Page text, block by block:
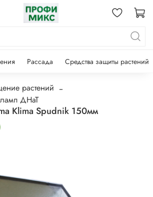
Рассада Средства защиты растений
растений
ДНаТ
Klima Spudnik 150мм